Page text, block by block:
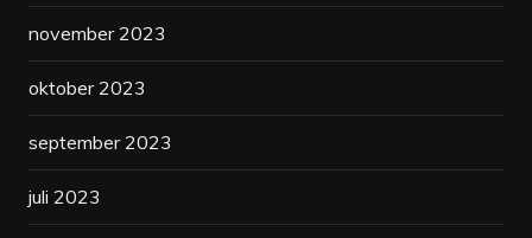
november 2023
oktober 2023
september 2023
juli 2023